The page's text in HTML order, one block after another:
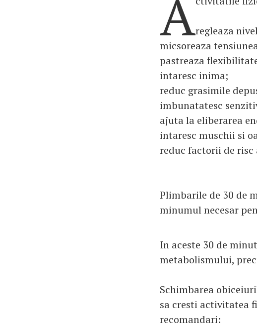
Aregleaza
micsoreaza
pastreaza
intaresc inima;
reduc grasimile
imbunatatesc
ajuta la eliberarea
intaresc muschii si
reduc factorii de
Plimbarile de 30 de
minumul necesar
In aceste 30 de
metabolismului,
Schimbarea
sa cresti activitatea
recomandari: